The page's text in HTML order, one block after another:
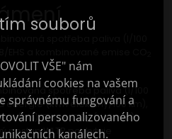
spotřeba paliva (l/100
EHS a kombinované emise CO
spotřeba paliva (l/100
(kWh elektřiny/100 km),
(km); Emise CO2(vážené)
WLTP poskytuje
souborů
VŠE" nám
cookies na vašem
správnému fungování a
personalizovaného
kanálech.